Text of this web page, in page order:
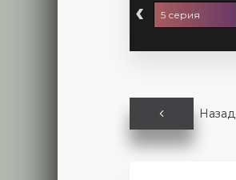
‹ 5 серия
Назад